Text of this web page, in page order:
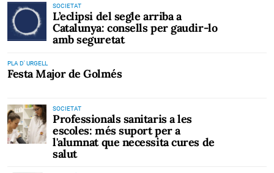
SOCIETAT
L’eclipsi del segle arriba a
Catalunya: consells per gaudir-lo
amb seguretat
PLA D' URGELL
Festa Major de Golmés
SOCIETAT
Professionals sanitaris a les
escoles: més suport per a
l'alumnat que necessita cures de
salut